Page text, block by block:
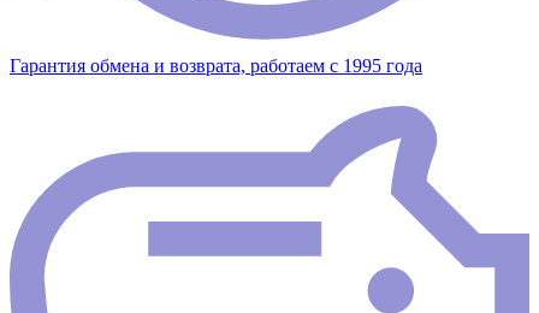
Гарантия обмена и возврата, работаем с 1995 года